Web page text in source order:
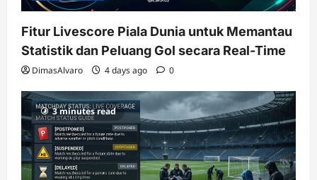
Fitur Livescore Piala Dunia untuk Memantau
Statistik dan Peluang Gol secara Real-Time
DimasAlvaro 4 days ago 0
3 minutes read